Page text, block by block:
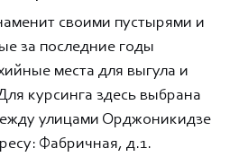
своими пустырями и
за последние годы
места для выгула и
курсинга здесь выбрана
улицами Орджоникидзе
Фабричная, д.1.